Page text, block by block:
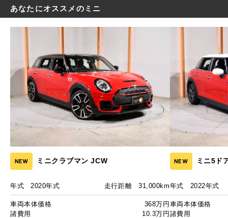
あなたにオススメのミニ
NEW ミニクラブマン JCW
年式 2020年式 走行距離 31,000km
車両本体価格
368万円
諸費用
10.3万円
NEW ミニ5ド
年式 2022年式
車両本体価格
諸費用